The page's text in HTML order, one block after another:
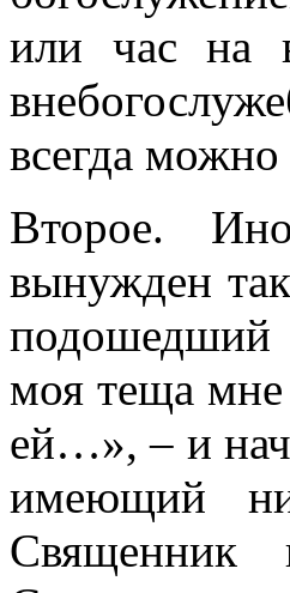
или час на
всегда
Второе.
вынужден
подошедший
моя теща
ей…», – и
имеющий
Священник